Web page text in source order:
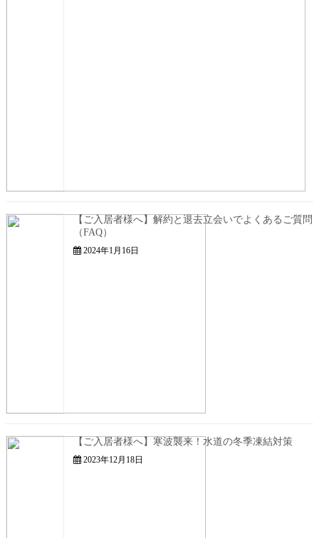
【ご入居者様へ】解約と退去立会いでよくあるご質問
（FAQ）
2024年1月16日
【ご入居者様へ】寒波襲来！水道の冬季凍結対策
2023年12月18日